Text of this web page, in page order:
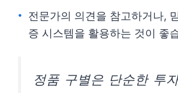
전문가의 의견을 참고하거나,
증 시스템을 활용하는 것이 좋
정품 구별은 단순한 투